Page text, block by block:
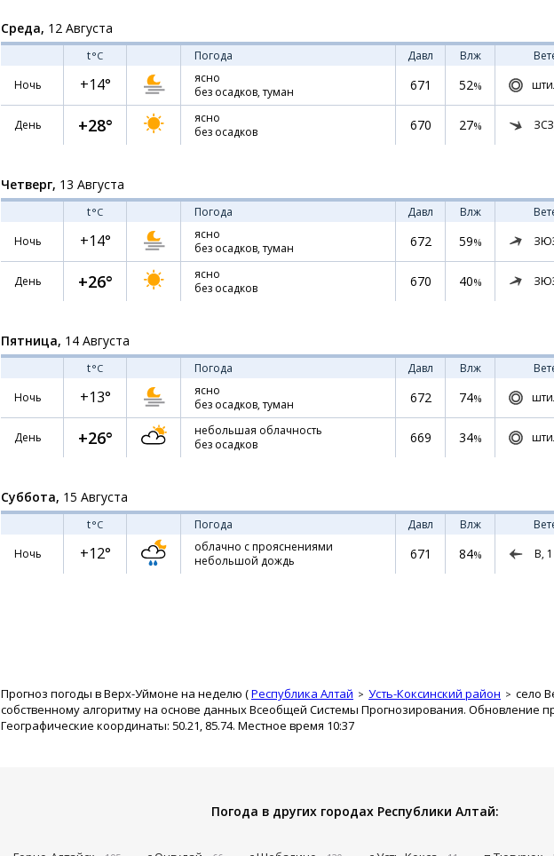
Среда, 12 Августа
t°C Погода Давл Влж
Ночь
+14°
ясно
без осадков, туман
671 52%
День +28°
ясно
без осадков
670 27%
Четверг, 13 Августа
t°C Погода Давл Влж
Ночь
+14°
ясно
без осадков, туман
672 59%
День +26°
ясно
без осадков
670 40%
Пятница, 14 Августа
t°C Погода Давл Влж
Ночь
+13°
ясно
без осадков, туман
672 74%
День +26°
небольшая облачность
без осадков
669 34%
Суббота, 15 Августа
t°C Погода Давл Влж
Ночь
+12°
облачно с прояснениями
небольшой дождь
671 84% В, 1
Прогноз погоды в Верх-Уймоне на неделю (Республика Алтай Усть-Коксинский район село
собственному алгоритму на основе данных Всеобщей Системы Прогнозирования. Обновление
Географические координаты: 50.21, 85.74. Местное время 10:37
Погода в других городах Республики Алтай: